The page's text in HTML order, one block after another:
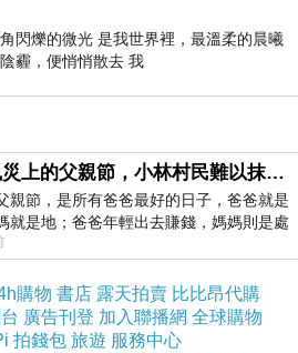
閃爍的微光 是我世界裡，最溫柔的晨曦
霾，便悄悄散去 我
八八風災上的父親節，小林村民難以抹滅的痛
親節，是所有爸爸最好的日子，爸爸就是
就是地；爸爸年輕出去賺錢，媽媽則是處
職業不分高低貴賤，只有人品才
購物 書店 露天拍賣 比比昂代購
廣告刊登 加入聯播網 全球購物
拍錢包 旅遊 服務中心